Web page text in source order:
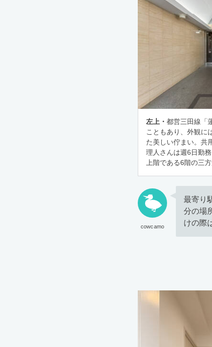
左上・ 都営三田線「
こともあり、外観に
た美しい佇まい。共
理人さんは週6日勤
上階である6階の三方
cowcamo
最寄り
分の場
けの際